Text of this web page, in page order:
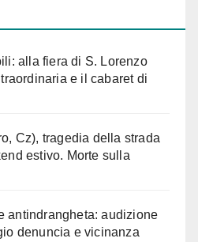
alla fiera di S. Lorenzo
e il cabaret di
Cz), tragedia della strada
estivo. Morte sulla
antindrangheta: audizione
denuncia e vicinanza